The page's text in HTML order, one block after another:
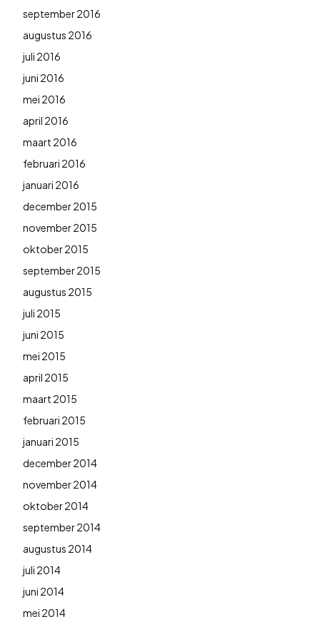
september 2016
augustus 2016
juli 2016
juni 2016
mei 2016
april 2016
maart 2016
februari 2016
januari 2016
december 2015
november 2015
oktober 2015
september 2015
augustus 2015
juli 2015
juni 2015
mei 2015
april 2015
maart 2015
februari 2015
januari 2015
december 2014
november 2014
oktober 2014
september 2014
augustus 2014
juli 2014
juni 2014
mei 2014